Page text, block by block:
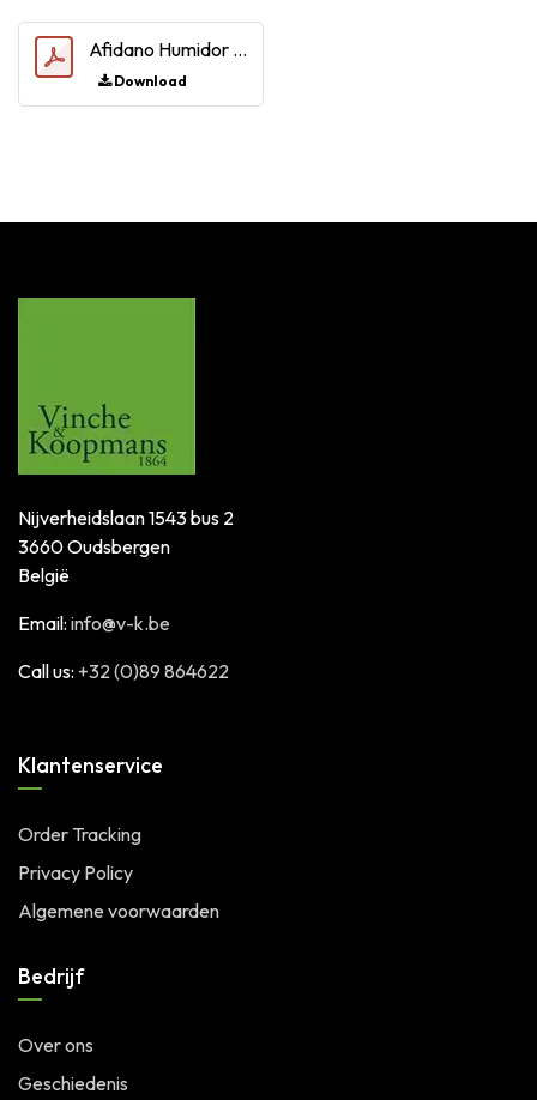
Afidano Humidor Regulation.pdf
Download
Nijverheidslaan 1543 bus 2
3660 Oudsbergen
België
Email: info@v-k.be
Call us: +32 (0)89 864622
Klantenservice
Order Tracking
Privacy Policy
Algemene voorwaarden
Bedrijf
Over ons
Geschiedenis